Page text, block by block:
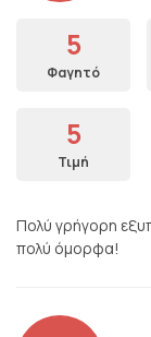
5
Φαγητό
5
Τιμή
Πολύ γρήγορη
πολύ όμορφα!